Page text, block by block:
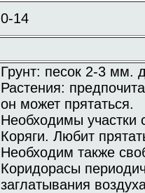
0-14
Грунт: песок 2-3 мм.
Растения:
он может прятаться.
Необходимы участки
Коряги. Любит
Необходим также
Коридорасы
заглатывания